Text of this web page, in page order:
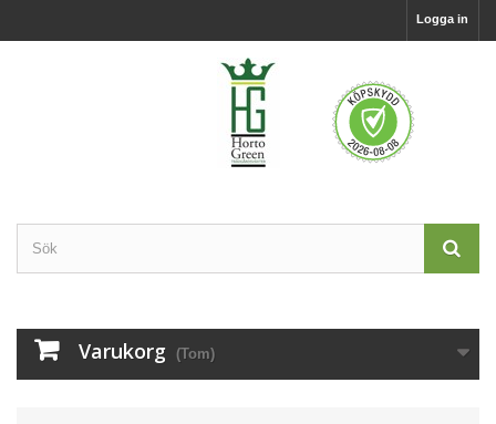
Logga in
Varukorg (Tom)